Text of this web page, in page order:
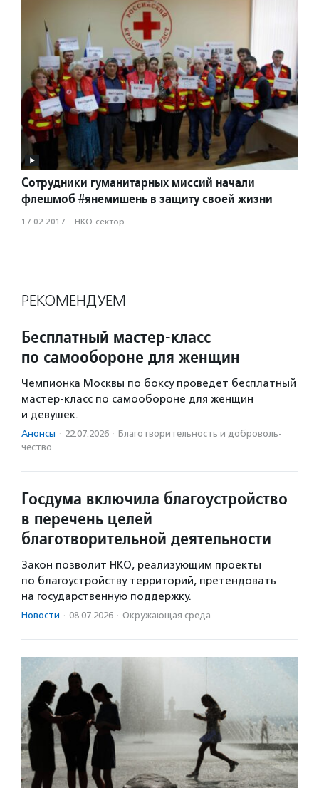
Сотрудники гуманитарных миссий начали
флешмоб #янемишень в защиту своей жизни
17.02.2017 · НКО-сектор
РЕКОМЕНДУЕМ
Бесплатный мастер-класс
по самообороне для женщин
Чемпионка Москвы по боксу проведет бесплатный
мастер-класс по самообороне для женщин
и девушек.
Анонсы · 22.07.2026 · Благотвори­тель­ность и доброволь­
чест­во
Госдума включила благоустройство
в перечень целей
благотворительной деятельности
Закон позволит НКО, реализующим проекты
по благоустройству территорий, претендовать
на государственную поддержку.
Новости · 08.07.2026 · Окружающая среда